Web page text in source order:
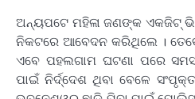
ଅନ୍ୟପଟେ ମହିଳା ଜଣଙ୍କ ଏକଜିଟ୍
ନିକଟରେ ଆବେଦନ କରିଥିଲେ ।
ଏବେ ପହଲଗାମ ଘଟଣା ପରେ
ପାଇଁ ନିର୍ଦ୍ଦେଶ ଥିବା ବେଳେ